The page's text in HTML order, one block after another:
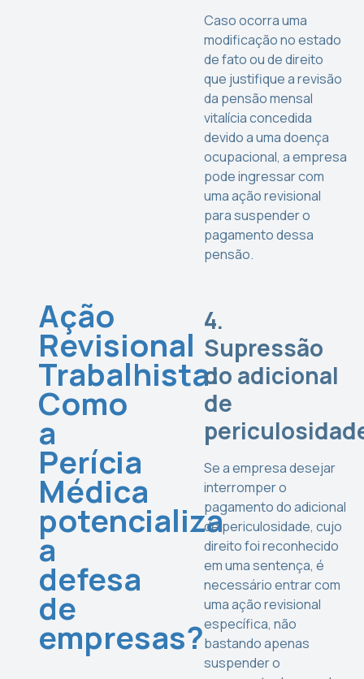
Ação
Revisional
Trabalhista:
Como
a
Perícia
Médica
potencializa
a
defesa
de
empresas?
Caso ocorra uma
modificação no estado
de fato ou de direito
que justifique a revisão
da pensão mensal
vitalícia concedida
devido a uma doença
ocupacional, a empresa
pode ingressar com
uma ação revisional
para suspender o
pagamento dessa
pensão.
4.
Supressão
do adicional
de
Se a empresa desejar
interromper o
pagamento do adicional
de periculosidade, cujo
direito foi reconhecido
em uma sentença, é
necessário entrar com
uma ação revisional
específica, não
bastando apenas
suspender o